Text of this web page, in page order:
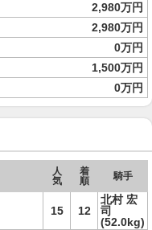
2,980万円
2,980万円
0万円
1,500万円
0万円
人
気
着
順
騎手
15 12
北村 宏
司
(52.0kg)